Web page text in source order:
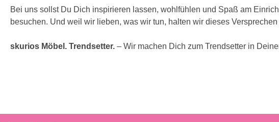
Bei uns sollst Du Dich inspirieren lassen, wohlfühlen und Spaß am
besuchen. Und weil wir lieben, was wir tun, halten wir dieses Versprechen
skurios Möbel. Trendsetter. – Wir machen Dich zum Trendsetter in